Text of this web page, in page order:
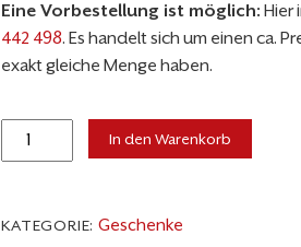
Eine Vorbestellung ist möglich: Hier
442 498. Es handelt sich um einen ca.
exakt gleiche Menge haben.
Lehner
Vielfalt
In den Warenkorb
KATEGORIE:Geschenke